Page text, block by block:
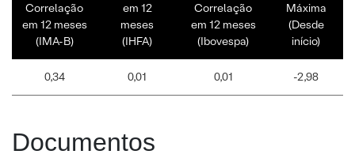
Correlação
em 12 meses
(IMA-B)
em 12
meses
(IHFA)
Correlação
em 12 meses
(Ibovespa)
Máxima
(Desde
início)
0,34 0,01 0,01 -2,98
Documentos